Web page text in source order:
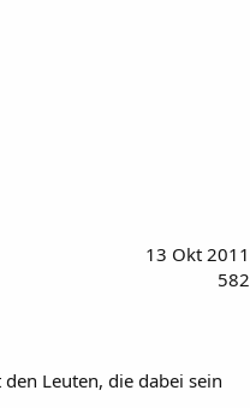
13 Okt 2011
582
Leuten, die dabei sein